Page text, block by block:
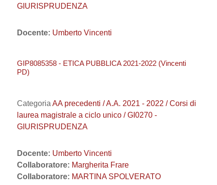
GIURISPRUDENZA
Docente: Umberto Vincenti
GIP8085358 - ETICA PUBBLICA 2021-2022 (Vincenti
PD)
Categoria AA precedenti / A.A. 2021 - 2022 / Corsi di
laurea magistrale a ciclo unico / GI0270 -
GIURISPRUDENZA
Docente: Umberto Vincenti
Collaboratore: Margherita Frare
Collaboratore: MARTINA SPOLVERATO